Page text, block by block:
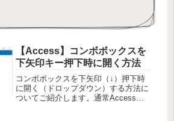
【Access】コンボボックスを
下矢印キー押下時に開く方法
コンボボックスを下矢印（↓）押下時
に開く（ドロップダウン）する方法に
ついてご紹介します。通常Accessの